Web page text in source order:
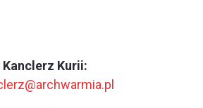
Kanclerz Kurii: